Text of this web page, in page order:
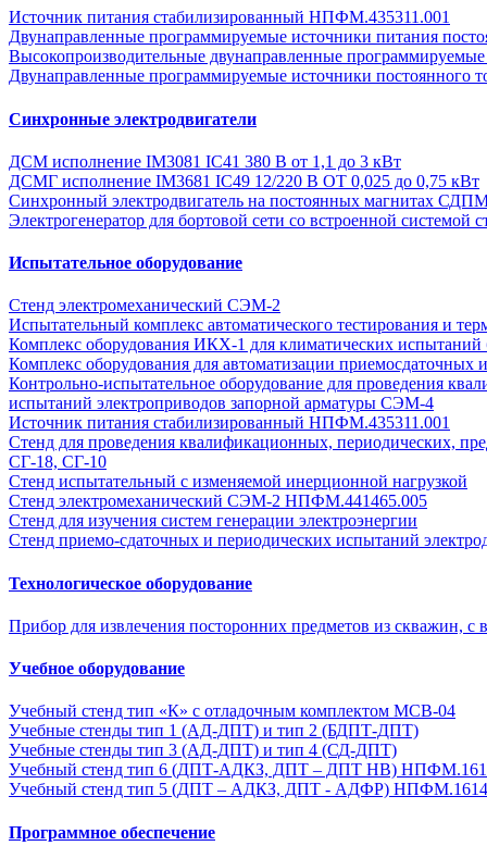
Источник питания стабилизированный НПФМ.435311.001
Двунаправленные программируемые источники питания
Высокопроизводительные двунаправленные
Двунаправленные программируемые источники постоянного
Синхронные электродвигатели
ДСМ исполнение IM3081 IC41 380 В от 1,1 до 3 кВт
ДСМГ исполнение IM3681 IC49 12/220 В ОТ 0,025 до 0,75 кВт
Синхронный электродвигатель на постоянных магнитах
Электрогенератор для бортовой сети со встроенной
Испытательное оборудование
Стенд электромеханический СЭМ-2
Испытательный комплекс автоматического тестирования и
Комплекс оборудования ИКХ-1 для климатических испытаний
Комплекс оборудования для автоматизации
Контрольно-испытательное оборудование для проведения
испытаний электроприводов запорной арматуры СЭМ-4
Источник питания стабилизированный НПФМ.435311.001
Стенд для проведения квалификационных, периодических,
СГ-18, СГ-10
Стенд испытательный с изменяемой инерционной нагрузкой
Стенд электромеханический СЭМ-2 НПФМ.441465.005
Стенд для изучения систем генерации электроэнергии
Стенд приемо-сдаточных и периодических испытаний
Технологическое оборудование
Прибор для извлечения посторонних предметов из скважин, с
Учебное оборудование
Учебный стенд тип «К» с отладочным комплектом MCB-04
Учебные стенды тип 1 (АД-ДПТ) и тип 2 (БДПТ-ДПТ)
Учебные стенды тип 3 (АД-ДПТ) и тип 4 (СД-ДПТ)
Учебный стенд тип 6 (ДПТ-АДКЗ, ДПТ – ДПТ НВ)
Учебный стенд тип 5 (ДПТ – АДКЗ, ДПТ - АДФР)
Программное обеспечение